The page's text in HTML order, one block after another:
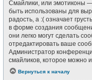
Смайлики, или эмотиконы —
быть использованы для
радость, а :( означает
в форме создания
они легко могут сделать
отредактировать ваше
Администратор
смайликов, которое можно
Вернуться к началу